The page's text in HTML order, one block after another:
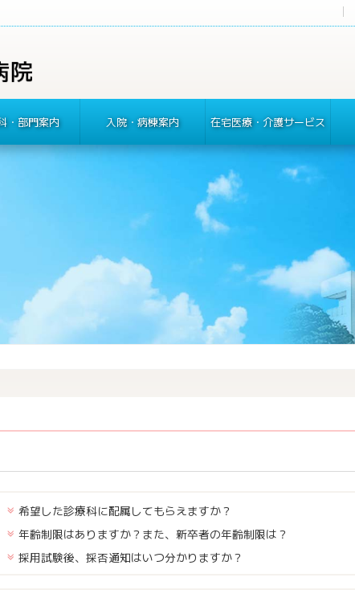
・部門案内 入院・病棟案内 在宅医療・介護サービス
希望した診療科に配属してもらえますか？
年齢制限はありますか？また、新卒者の年齢制限は？
採用試験後、採否通知はいつ分かりますか？